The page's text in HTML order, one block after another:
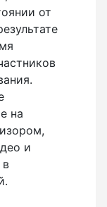
от
на
и
в